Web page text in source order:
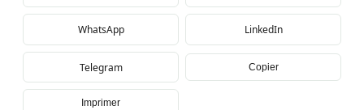
WhatsApp LinkedIn
Telegram Copier
Imprimer